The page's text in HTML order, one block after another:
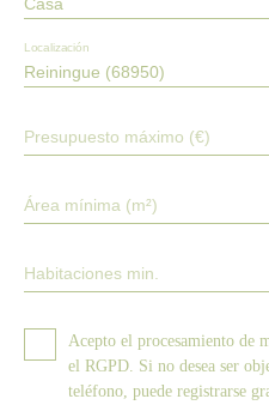
Casa
Reiningue (68950)
Localización
Presupuesto máximo (€)
Área mínima (m²)
Habitaciones min.
Acepto el procesamiento de
el RGPD. Si no desea ser
teléfono, puede registrarse